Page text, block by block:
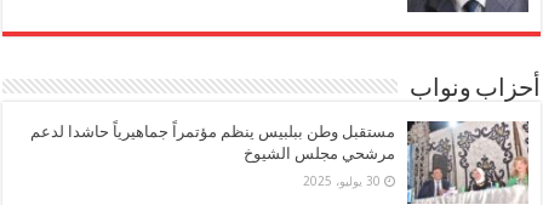
أحزاب ونواب
مستقبل وطن ببلبيس ينظم مؤتمراً جماهيرياً حاشدا لدعم
مرشحي مجلس الشيوخ
30 يوليو، 2025